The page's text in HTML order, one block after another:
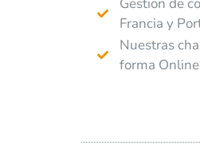
Francia y
Nuestras
forma Online